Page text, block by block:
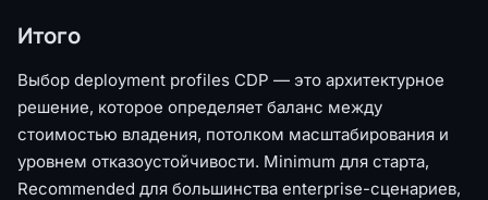
Итого
Выбор deployment profiles CDP — это архитектурное
решение, которое определяет баланс между
стоимостью владения, потолком масштабирования и
уровнем отказоустойчивости. Minimum для старта,
Recommended для большинства enterprise-сценариев,